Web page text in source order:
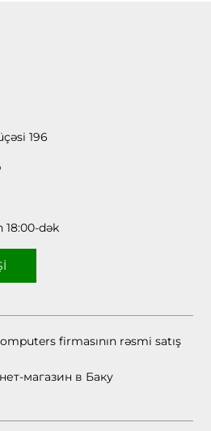
196
18:00-dək
firmasının rəsmi satış
магазин в Баку